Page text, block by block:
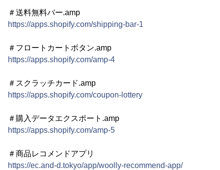
＃送料無料バー.amp
https://apps.shopify.com/shipping-bar-1
＃フロートカートボタン.amp
https://apps.shopify.com/amp-4
＃スクラッチカード.amp
https://apps.shopify.com/coupon-lottery
＃購入データエクスポート.amp
https://apps.shopify.com/amp-5
＃商品レコメンドアプリ
https://ec.and-d.tokyo/app/woolly-recommend-app/